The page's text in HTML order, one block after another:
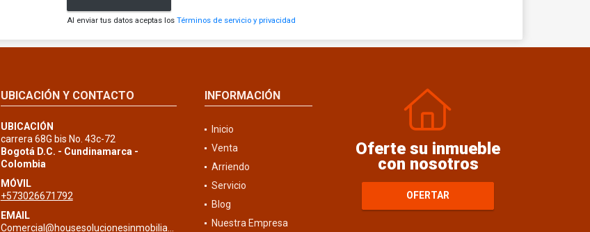
Al enviar tus datos aceptas losTérminos de servicio y privacidad
UBICACIÓN Y CONTACTO
UBICACIÓN
carrera 68G bis No. 43c-72
Bogotá D.C. - Cundinamarca -
Colombia
MÓVIL
+573026671792
EMAIL
Comercial@housesolucionesinmobiliarias.com
INFORMACIÓN
Inicio
Venta
Arriendo
Servicio
Blog
Nuestra Empresa
Oferte su inmueble
con nosotros
OFERTAR